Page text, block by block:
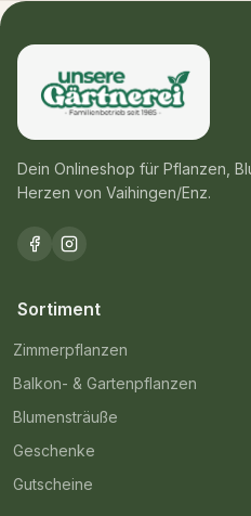
Dein Onlineshop für Pflanzen,
Herzen von Vaihingen/Enz.
Sortiment
Zimmerpflanzen
Balkon- & Gartenpflanzen
Blumensträuße
Geschenke
Gutscheine